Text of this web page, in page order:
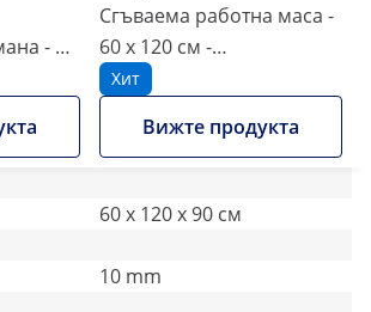
- 80
Сгъваема работна маса -
60 x 120 см -
товароносимост 210 кг
Хит
Вижте продукта
60 x 120 x 90 см
10 mm